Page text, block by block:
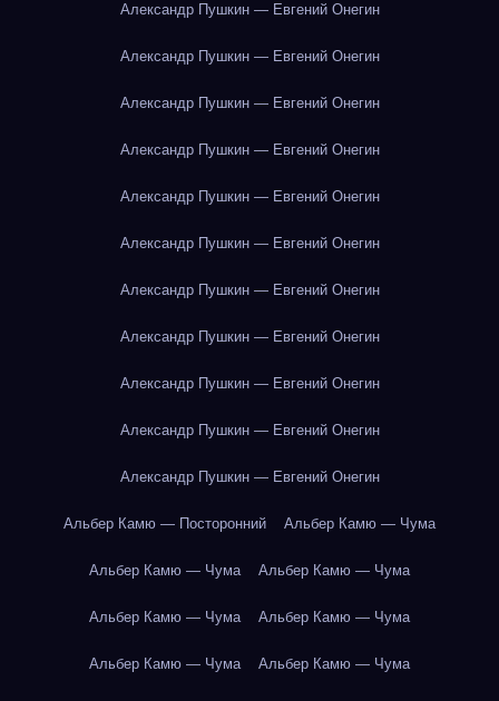
Александр Пушкин — Евгений Онегин
Александр Пушкин — Евгений Онегин
Александр Пушкин — Евгений Онегин
Александр Пушкин — Евгений Онегин
Александр Пушкин — Евгений Онегин
Александр Пушкин — Евгений Онегин
Александр Пушкин — Евгений Онегин
Александр Пушкин — Евгений Онегин
Александр Пушкин — Евгений Онегин
Александр Пушкин — Евгений Онегин
Александр Пушкин — Евгений Онегин
Альбер Камю — Посторонний Альбер Камю — Чума
Альбер Камю — Чума Альбер Камю — Чума
Альбер Камю — Чума Альбер Камю — Чума
Альбер Камю — Чума Альбер Камю — Чума